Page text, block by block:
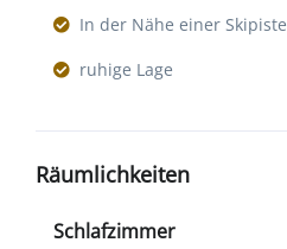
In der Nähe einer Skipiste
ruhige Lage
Räumlichkeiten
Schlafzimmer